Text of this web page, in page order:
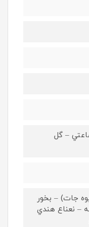
– گل
جات) – بخور
– نعناع هندي